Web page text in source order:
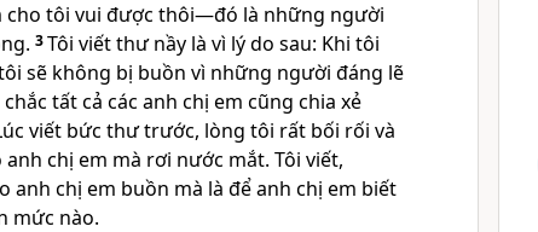
cho tôi vui được thôi—đó là những người
3Tôi viết thư nầy là vì lý do sau: Khi tôi
sẽ không bị buồn vì những người đáng lẽ
tất cả các anh chị em cũng chia xẻ
viết bức thư trước, lòng tôi rất bối rối và
chị em mà rơi nước mắt. Tôi viết,
anh chị em buồn mà là để anh chị em biết
mức nào.